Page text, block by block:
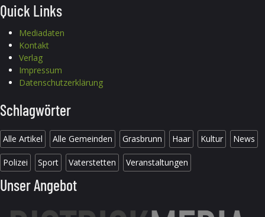
Quick Links
Mediadaten
Kontakt
Verlag
Impressum
Datenschutzerklärung
Schlagwörter
Alle Artikel Alle Gemeinden Grasbrunn Haar Kultur News
Polizei Sport Vaterstetten Veranstaltungen
Unser Angebot